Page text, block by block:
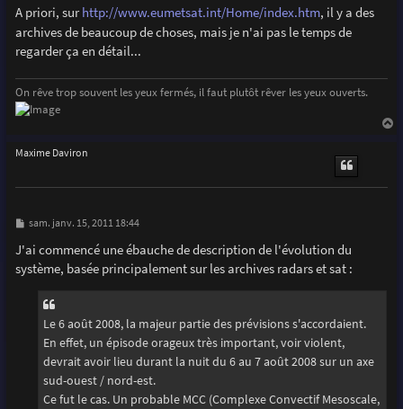
s
s
a
e
A priori, surhttp://www.eumetsat.int/Home/index.htm, il y a des
archives de beaucoup de choses, mais je n'ai pas le temps de
regarder ça en détail...
On rêve trop souvent les yeux fermés, il faut plutôt rêver les yeux ouverts.
Maxime Daviron
M
s
s
a
sam. janv. 15, 2011 18:44
J'ai commencé une ébauche de description de l'évolution du
système, basée principalement sur les archives radars et sat :
Le 6 août 2008, la majeur partie des prévisions s'accordaient.
En effet, un épisode orageux très important, voir violent,
devrait avoir lieu durant la nuit du 6 au 7 août 2008 sur un axe
sud-ouest / nord-est.
Ce fut le cas. Un probable MCC (Complexe Convectif Mesoscale,